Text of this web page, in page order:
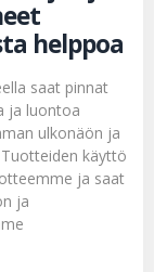
helppoa
saat pinnat
ja luontoa
ulkonäön ja
käyttö
ja saat
ja